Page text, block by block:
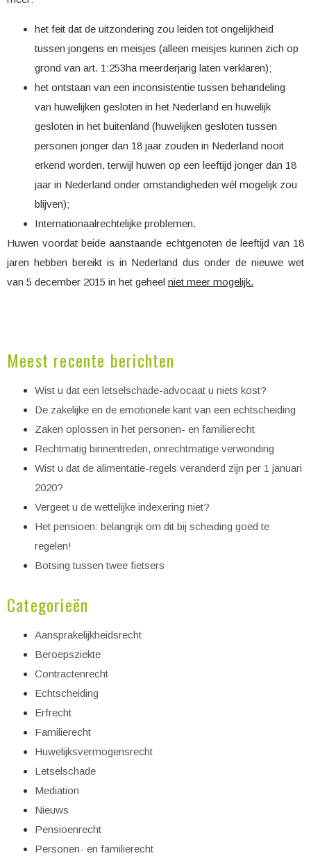
het feit dat de uitzondering zou leiden tot ongelijkheid
tussen jongens en meisjes (alleen meisjes kunnen zich op
grond van art. 1:253ha meerderjarig laten verklaren);
het ontstaan van een inconsistentie tussen behandeling
van huwelijken gesloten in het Nederland en huwelijk
gesloten in het buitenland (huwelijken gesloten tussen
personen jonger dan 18 jaar zouden in Nederland nooit
erkend worden, terwijl huwen op een leeftijd jonger dan 18
jaar in Nederland onder omstandigheden wél mogelijk zou
blijven);
Internationaalrechtelijke problemen.
Huwen voordat beide aanstaande echtgenoten de leeftijd van 18
jaren hebben bereikt is in Nederland dus onder de nieuwe wet
van 5 december 2015 in het geheel niet meer mogelijk.
Meest recente berichten
Wist u dat een letselschade-advocaat u niets kost?
De zakelijke en de emotionele kant van een echtscheiding
Zaken oplossen in het personen- en familierecht
Rechtmatig binnentreden, onrechtmatige verwonding
Wist u dat de alimentatie-regels veranderd zijn per 1 januari
2020?
Vergeet u de wettelijke indexering niet?
Het pensioen: belangrijk om dit bij scheiding goed te
regelen!
Botsing tussen twee fietsers
Categorieën
Aansprakelijkheidsrecht
Beroepsziekte
Contractenrecht
Echtscheiding
Erfrecht
Familierecht
Huwelijksvermogensrecht
Letselschade
Mediation
Nieuws
Pensioenrecht
Personen- en familierecht